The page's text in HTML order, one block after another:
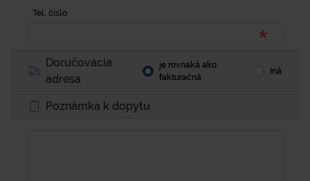
Tel. číslo
Doručovacia
adresa
je rovnaká ako
fakturačná
Iná
Poznámka k dopytu